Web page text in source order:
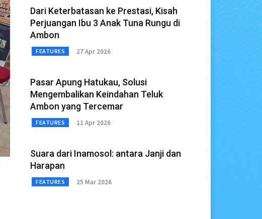
Dari Keterbatasan ke Prestasi, Kisah
Perjuangan Ibu 3 Anak Tuna Rungu di
Ambon
FEATURES 27 Apr 2026
Pasar Apung Hatukau, Solusi
Mengembalikan Keindahan Teluk
Ambon yang Tercemar
FEATURES 11 Apr 2026
Suara dari Inamosol: antara Janji dan
Harapan
FEATURES 25 Mar 2026